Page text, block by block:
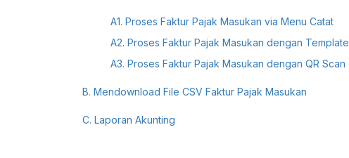
A1. Proses Faktur Pajak Masukan via Menu Catat
A2. Proses Faktur Pajak Masukan dengan Template
A3. Proses Faktur Pajak Masukan dengan QR Scan
B. Mendownload File CSV Faktur Pajak Masukan
C. Laporan Akunting